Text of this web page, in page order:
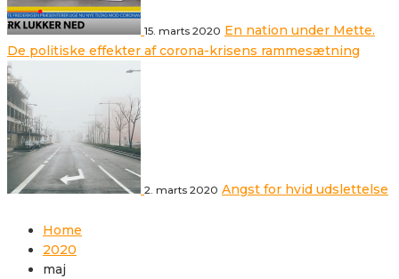
15. marts 2020 En nation under Mette.
De politiske effekter af corona-krisens rammesætning
2. marts 2020 Angst for hvid udslettelse
Home
2020
maj